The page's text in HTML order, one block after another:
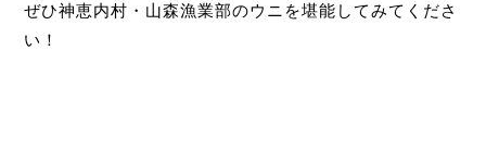
ぜひ神恵内村・山森漁業部のウニを堪能してみてくださ
い！